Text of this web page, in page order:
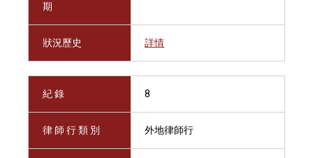
期
狀況歷史 詳情
紀 錄 8
律 師 行 類 別 外地律師行